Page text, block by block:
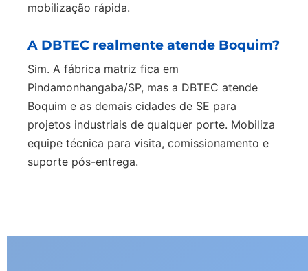
mobilização rápida.
A DBTEC realmente atende Boquim?
Sim. A fábrica matriz fica em
Pindamonhangaba/SP, mas a DBTEC atende
Boquim e as demais cidades de SE para
projetos industriais de qualquer porte. Mobiliza
equipe técnica para visita, comissionamento e
suporte pós-entrega.